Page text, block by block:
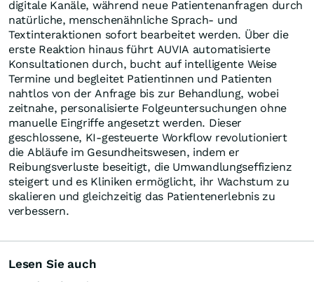
digitale Kanäle, während neue Patientenanfragen durch
natürliche, menschenähnliche Sprach- und
Textinteraktionen sofort bearbeitet werden. Über die
erste Reaktion hinaus führt AUVIA automatisierte
Konsultationen durch, bucht auf intelligente Weise
Termine und begleitet Patientinnen und Patienten
nahtlos von der Anfrage bis zur Behandlung, wobei
zeitnahe, personalisierte Folgeuntersuchungen ohne
manuelle Eingriffe angesetzt werden. Dieser
geschlossene, KI-gesteuerte Workflow revolutioniert
die Abläufe im Gesundheitswesen, indem er
Reibungsverluste beseitigt, die Umwandlungseffizienz
steigert und es Kliniken ermöglicht, ihr Wachstum zu
skalieren und gleichzeitig das Patientenerlebnis zu
verbessern.
Lesen Sie auch